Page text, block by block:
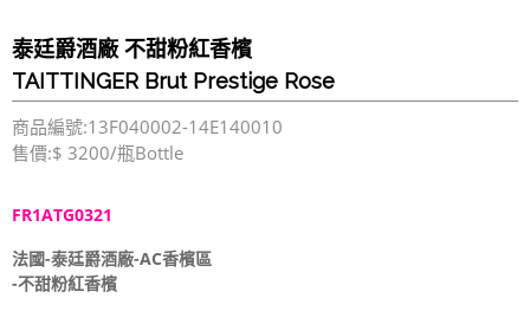
泰廷爵酒廠 不甜粉紅香檳
TAITTINGER Brut Prestige Rose
商品編號:13F040002-14E140010
售價:$ 3200/瓶Bottle
FR1ATG0321
法國-泰廷爵酒廠-AC香檳區
-不甜粉紅香檳